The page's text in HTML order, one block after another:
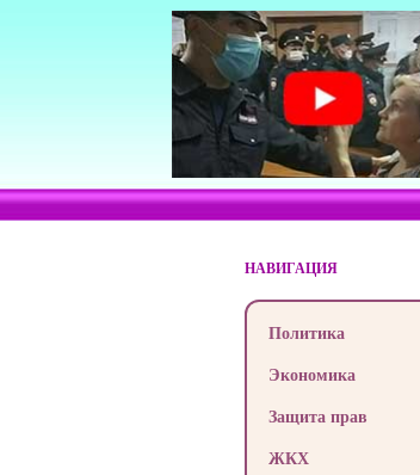
НАВИГАЦИЯ
Политика
Экономика
Защита прав
ЖКХ